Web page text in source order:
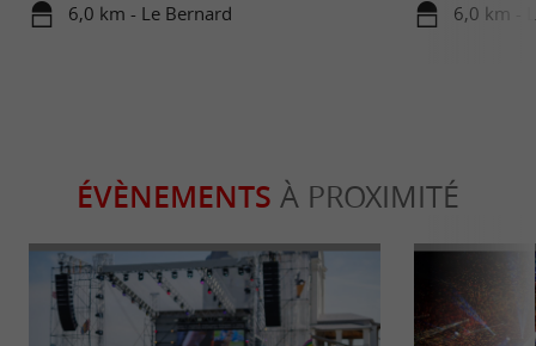
6,0 km - Le Bernard 6,0 km -
ÉVÈNEMENTS À PROXIMITÉ